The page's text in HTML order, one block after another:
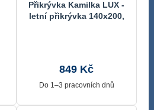
Přikrývka Kamilka LUX -
letní přikrývka 140x200,
849 Kč
Do 1–3 pracovních dnů